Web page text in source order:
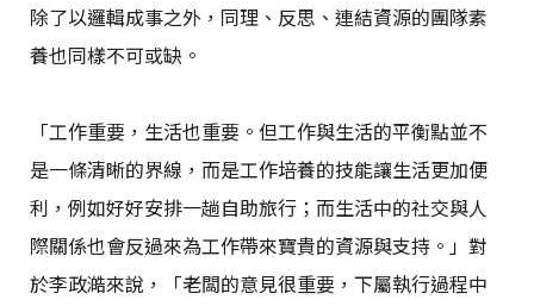
除了以邏輯成事之外，同理、反思、連結資源的團隊素
養也同樣不可或缺。
「工作重要，生活也重要。但工作與生活的平衡點並不
是一條清晰的界線，而是工作培養的技能讓生活更加便
利，例如好好安排一趟自助旅行；而生活中的社交與人
際關係也會反過來為工作帶來寶貴的資源與支持。」對
於李政澔來說，「老闆的意見很重要，下屬執行過程中